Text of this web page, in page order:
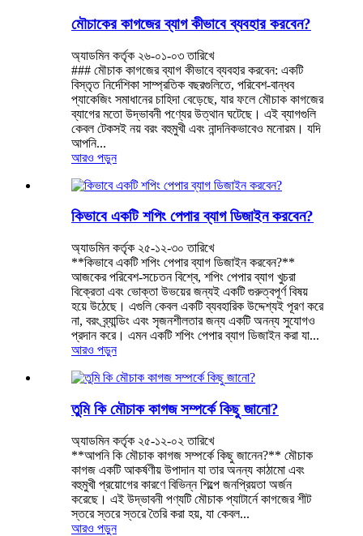
মৌচাকের কাগজের ব্যাগ কীভাবে ব্যবহার করবেন?
অ্যাডমিন কর্তৃক ২৬-০১-০৩ তারিখে
### মৌচাক কাগজের ব্যাগ কীভাবে ব্যবহার করবেন: একটি
বিস্তৃত নির্দেশিকা সাম্প্রতিক বছরগুলিতে, পরিবেশ-বান্ধব
প্যাকেজিং সমাধানের চাহিদা বেড়েছে, যার ফলে মৌচাক কাগজের
ব্যাগের মতো উদ্ভাবনী পণ্যের উত্থান ঘটেছে। এই ব্যাগগুলি
কেবল টেকসই নয় বরং বহুমুখী এবং নান্দনিকভাবেও মনোরম। যদি
আপনি...
আরও পড়ুন
কিভাবে একটি শপিং পেপার ব্যাগ ডিজাইন করবেন?
অ্যাডমিন কর্তৃক ২৫-১২-৩০ তারিখে
**কিভাবে একটি শপিং পেপার ব্যাগ ডিজাইন করবেন?**
আজকের পরিবেশ-সচেতন বিশ্বে, শপিং পেপার ব্যাগ খুচরা
বিক্রেতা এবং ভোক্তা উভয়ের জন্যই একটি গুরুত্বপূর্ণ বিষয়
হয়ে উঠেছে। এগুলি কেবল একটি ব্যবহারিক উদ্দেশ্যই পূরণ করে
না, বরং ব্র্যান্ডিং এবং সৃজনশীলতার জন্য একটি অনন্য সুযোগও
প্রদান করে। এমন একটি শপিং পেপার ব্যাগ ডিজাইন করা যা...
আরও পড়ুন
তুমি কি মৌচাক কাগজ সম্পর্কে কিছু জানো?
অ্যাডমিন কর্তৃক ২৫-১২-০২ তারিখে
**আপনি কি মৌচাক কাগজ সম্পর্কে কিছু জানেন?** মৌচাক
কাগজ একটি আকর্ষণীয় উপাদান যা তার অনন্য কাঠামো এবং
বহুমুখী প্রয়োগের কারণে বিভিন্ন শিল্পে জনপ্রিয়তা অর্জন
করেছে। এই উদ্ভাবনী পণ্যটি মৌচাক প্যাটার্নে কাগজের শীট
স্তরে স্তরে স্তরে তৈরি করা হয়, যা কেবল...
আরও পড়ুন